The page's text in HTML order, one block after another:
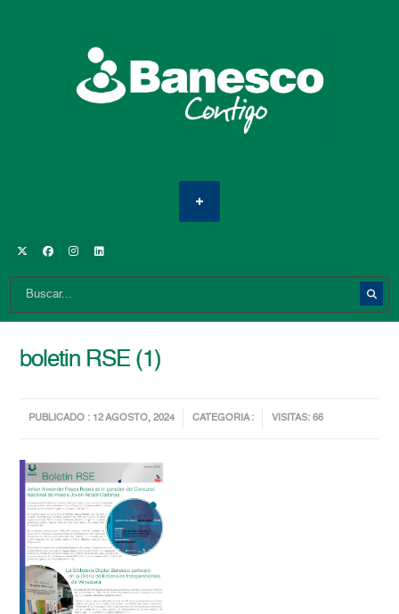
boletin RSE (1)
PUBLICADO : 12 AGOSTO, 2024 CATEGORIA : VISITAS: 66